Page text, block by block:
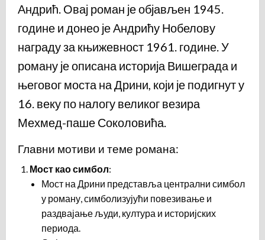
Андрић. Овај роман је објављен 1945.
године и донео је Андрићу Нобелову
награду за књижевност 1961. године. У
роману је описана историја Вишеграда и
његовог моста на Дрини, који је подигнут у
16. веку по налогу великог везира
Мехмед-паше Соколовића.
Главни мотиви и теме романа:
Мост као симбол:
Мост на Дрини представља централни симбол
у роману, симболизујући повезивање и
раздвајање људи, култура и историјских
периода.